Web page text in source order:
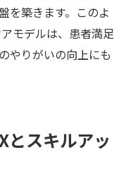
を築きます。このよ
モデルは、患者満足
やりがいの向上にも
とスキルアッ